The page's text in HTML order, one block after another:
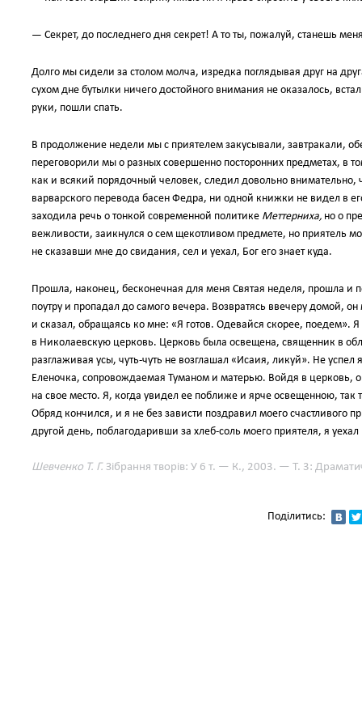
— Секрет, до последнего дня секрет! А то ты, пожалуй, станешь
Долго мы сидели за столом молча, изредка поглядывая друг на
сухом дне бутылки ничего достойного внимания не оказалось,
руки, пошли спать.
В продолжение недели мы с приятелем закусывали, завтракали,
переговорили мы о разных совершенно посторонних предметах, в
как и всякий порядочный человек, следил довольно внимательно,
варварского перевода басен Федра, ни одной книжки не видел в
заходила речь о тонкой современной политике Меттерниха, но о
вежливости, заикнулся о сем щекотливом предмете, но приятель
не сказавши мне до свидания, сел и уехал, Бог его знает куда.
Прошла, наконец, бесконечная для меня Святая неделя, прошла и
поутру и пропадал до самого вечера. Возвратясь ввечеру домой,
и сказал, обращаясь ко мне: «Я готов. Одевайся скорее, поедем».
в Николаевскую церковь. Церковь была освещена, священник в
разглаживая усы, чуть-чуть не возглашал «Исаия, ликуй». Не
Еленочка, сопровождаемая Туманом и матерью. Войдя в церковь,
на свое место. Я, когда увидел ее поближе и ярче освещенною, так
Обряд кончился, и я не без зависти поздравил моего счастливого
другой день, поблагодаривши за хлеб-соль моего приятеля, я
Шевченко Т. Г. Зібрання творів: У 6 т. — К., 2003. — Т. 3:
Поділитись: